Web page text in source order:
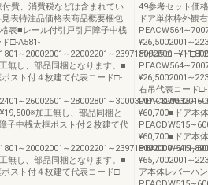
費、消費税などは含まれてい
表特注品価格表商品概要梱包
表■レール付引戸引戸障子中桟
□-A581-
無し、部品同梱となります。■
スト付４枚建て代表コード□-
加工無し、部品同梱と
子中桟太框ポスト付２枚建て代
無し、部品同梱となります。■
スト付４枚建て代表コード□-
49参考セット価
ドア単体枠外観
吊代表コード□-
右吊代表コード□-
¥60,700■ドア本
¥60,700■ドア本
ア本体レバーハ